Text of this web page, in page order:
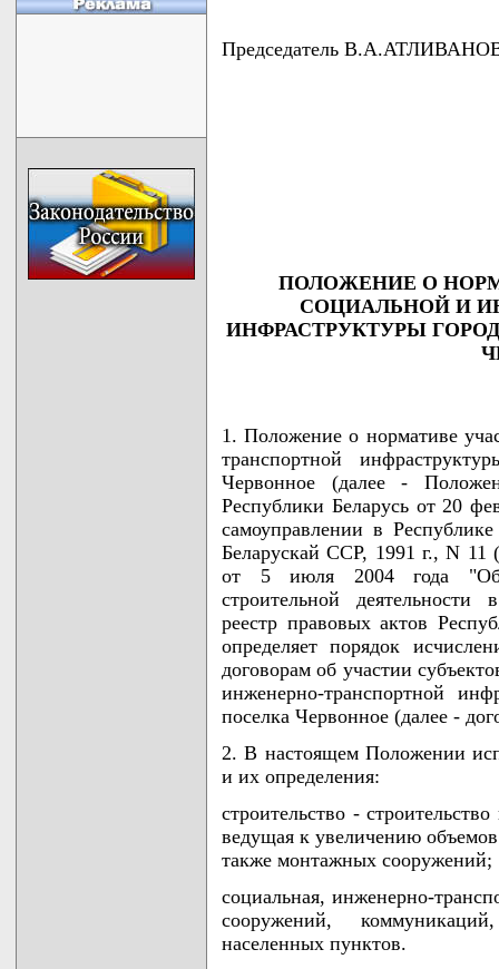
Председатель
ПОЛОЖЕНИЕ О
СОЦИАЛЬНОЙ И
ИНФРАСТРУКТУРЫ
1. Положение о нормативе
транспортной
Червонное (далее -
Республики Беларусь от 20
самоуправлении в
Беларускай ССР, 1991 г., N 11
от 5 июля 2004 года "Об
строительной
реестр правовых актов
определяет порядок
договорам об участии
инженерно-транспортной
поселка Червонное (далее -
2. В настоящем Положении
и их определения:
строительство -
ведущая к увеличению
также монтажных сооружений;
социальная, инженерно-
сооружений,
населенных пунктов.